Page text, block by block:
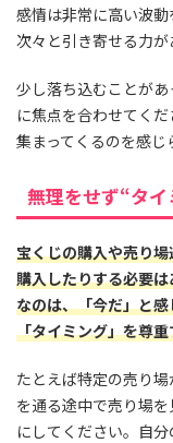
感情は非常に高い波
次々と引き寄せる力が
少し落ち込むことが
に焦点を合わせてく
集まってくるのを感じ
無理をせず“タ
宝くじの購入や売り
購入したりする必要
なのは、「今だ」と
「タイミング」を尊
たとえば特定の売り
を通る途中で売り場
にしてください。自